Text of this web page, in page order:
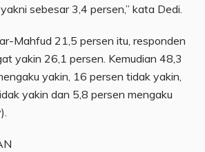
sebesar 3,4 persen,” kata Dedi.
Mahfud 21,5 persen itu, responden
yakin 26,1 persen. Kemudian 48,3
yakin, 16 persen tidak yakin,
yakin dan 5,8 persen mengaku